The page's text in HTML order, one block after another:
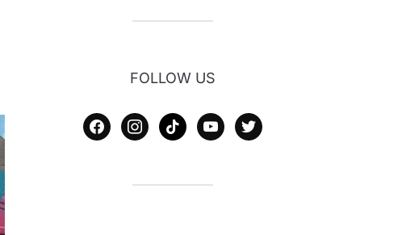
FOLLOW US
facebookinstagram
tiktok youtubetwitter